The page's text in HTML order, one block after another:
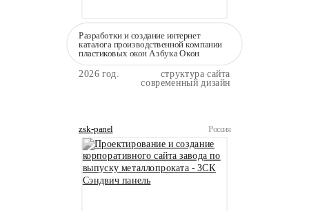
Разработки и создание интернет
каталога производственной компании
пластиковых окон Азбука Окон
2026 год.
структура сайта
современный дизайн
zsk-panel Россия